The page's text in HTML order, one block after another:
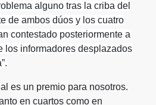
alguno tras la criba del
de ambos dúos y los cuatro
contestado posteriormente a
los informadores desplazados
es un premio para nosotros.
en cuartos como en